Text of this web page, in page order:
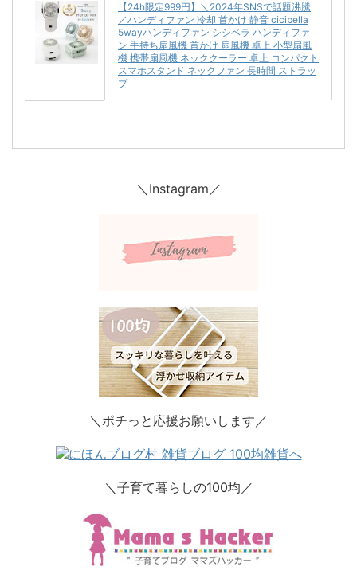
【24h限定999円】＼2024年SNSで話題沸騰
／ハンディファン 冷却 首かけ 静音 cicibella
5wayハンディファン シシベラ ハンディファ
ン 手持ち扇風機 首かけ 扇風機 卓上 小型扇風
機 携帯扇風機 ネッククーラー 卓上 コンパクト
スマホスタンド ネックファン 長時間 ストラッ
プ
＼Instagram／
＼ポチっと応援お願いします／
＼子育て暮らしの100均／